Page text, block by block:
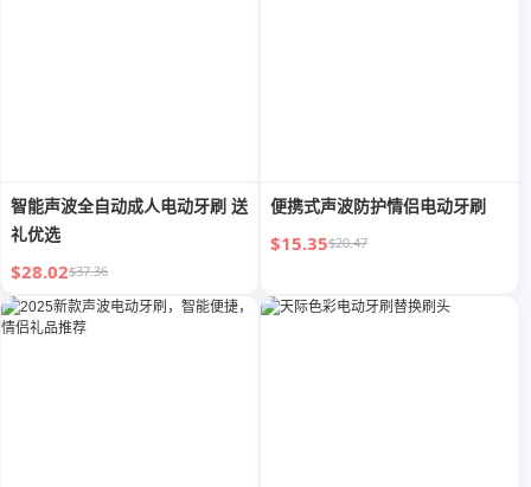
智能声波全自动成人电动牙刷 送
礼优选
$28.02$37.36
便携式声波防护情侣电动牙刷
$15.35$20.47